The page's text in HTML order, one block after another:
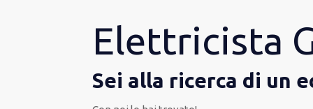
Elettricista
Sei alla ricerca di un